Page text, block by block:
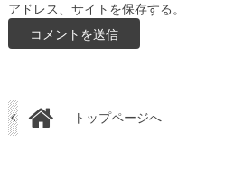
アドレス、サイトを保存する。
トップページへ